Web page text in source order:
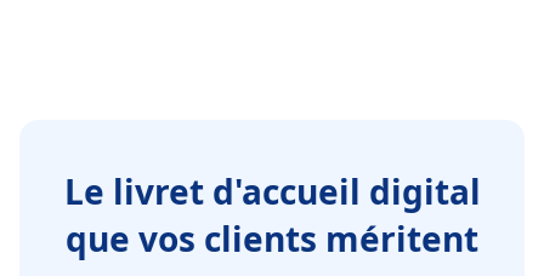
Le livret d'accueil digital
que vos clients méritent